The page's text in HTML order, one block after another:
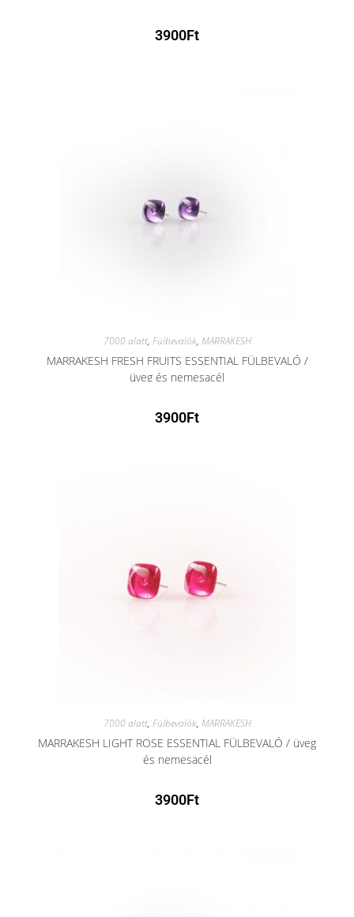
3900Ft
7000 alatt, Fülbevalók, MARRAKESH
MARRAKESH FRESH FRUITS ESSENTIAL FÜLBEVALÓ /
üveg és nemesacél
3900Ft
7000 alatt, Fülbevalók, MARRAKESH
MARRAKESH LIGHT ROSE ESSENTIAL FÜLBEVALÓ / üveg
és nemesacél
3900Ft